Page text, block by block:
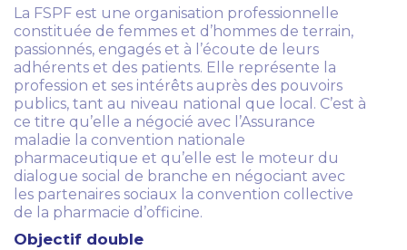
La FSPF est une organisation professionnelle
constituée de femmes et d’hommes de terrain,
passionnés, engagés et à l’écoute de leurs
adhérents et des patients. Elle représente la
profession et ses intérêts auprès des pouvoirs
publics, tant au niveau national que local. C’est à
ce titre qu’elle a négocié avec l’Assurance
maladie la convention nationale
pharmaceutique et qu’elle est le moteur du
dialogue social de branche en négociant avec
les partenaires sociaux la convention collective
de la pharmacie d’officine.
Objectif double